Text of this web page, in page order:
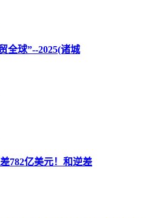
全球”--2025(诸城
782亿美元！和逆差